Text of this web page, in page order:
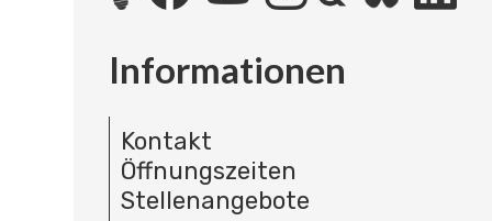
Informationen
Kontakt
Öffnungszeiten
Stellenangebote